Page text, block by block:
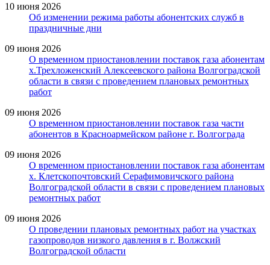
10 июня 2026
Об изменении режима работы абонентских служб в
праздничные дни
09 июня 2026
О временном приостановлении поставок газа абонентам
х.Трехложенский Алексеевского района Волгоградской
области в связи с проведением плановых ремонтных
работ
09 июня 2026
О временном приостановлении поставок газа части
абонентов в Красноармейском районе г. Волгограда
09 июня 2026
О временном приостановлении поставок газа абонентам
х. Клетскопочтовский Серафимовичского района
Волгоградской области в связи с проведением плановых
ремонтных работ
09 июня 2026
О проведении плановых ремонтных работ на участках
газопроводов низкого давления в г. Волжский
Волгоградской области